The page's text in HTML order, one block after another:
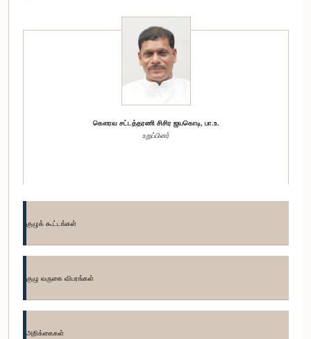
கௌரவ சட்டத்தரணி சிசிர ஜயகொடி, பா.உ.
உறுப்பினர்
குழுக் கூட்டங்கள்
குழு வருகை விபரங்கள்
அறிக்கைகள்